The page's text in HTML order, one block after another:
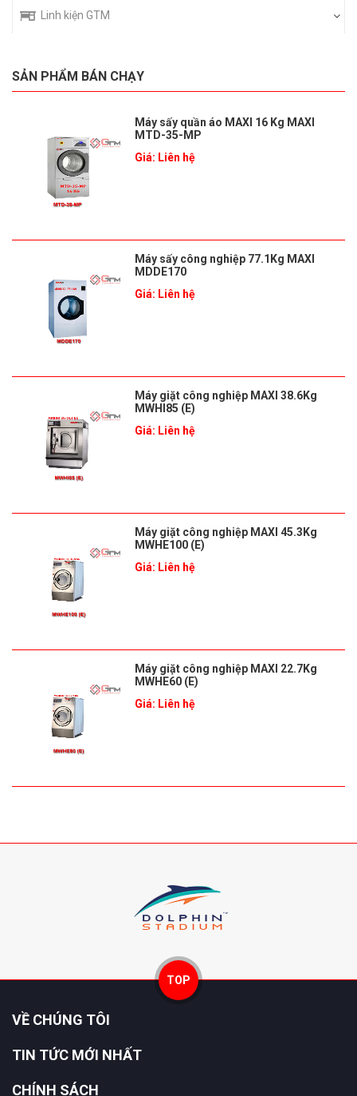
Linh kiện GTM
SẢN PHẨM BÁN CHẠY
Máy sấy quần áo MAXI 16 Kg MAXI
MTD-35-MP
Giá: Liên hệ
Máy sấy công nghiệp 77.1Kg MAXI
MDDE170
Giá: Liên hệ
Máy giặt công nghiệp MAXI 38.6Kg
MWHI85 (E)
Giá: Liên hệ
Máy giặt công nghiệp MAXI 45.3Kg
MWHE100 (E)
Giá: Liên hệ
Máy giặt công nghiệp MAXI 22.7Kg
MWHE60 (E)
Giá: Liên hệ
TOP
VỀ CHÚNG TÔI
TIN TỨC MỚI NHẤT
CHÍNH SÁCH